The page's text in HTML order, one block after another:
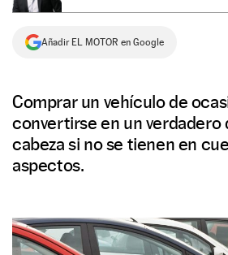
Añadir EL MOTOR en Google
Comprar un vehículo de
convertirse en un verdadero
cabeza si no se tienen en
aspectos.